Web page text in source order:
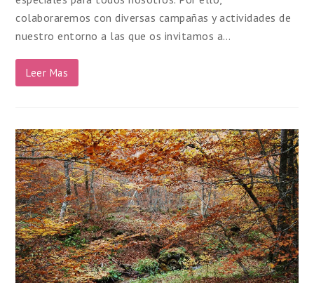
colaboraremos con diversas campañas y actividades de
nuestro entorno a las que os invitamos a…
Leer Mas